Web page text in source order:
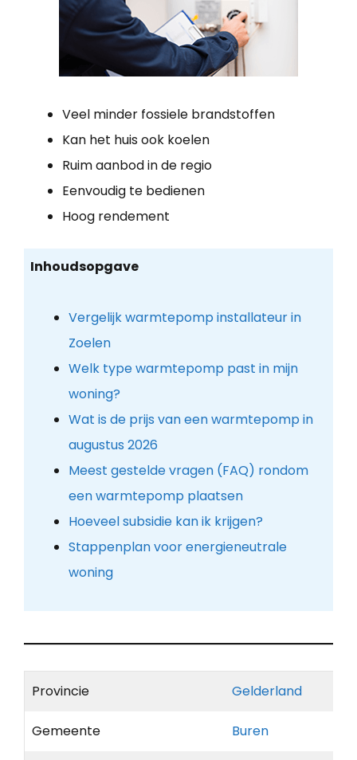
Veel minder fossiele brandstoffen
Kan het huis ook koelen
Ruim aanbod in de regio
Eenvoudig te bedienen
Hoog rendement
Inhoudsopgave
Vergelijk warmtepomp installateur in
Zoelen
Welk type warmtepomp past in mijn
woning?
Wat is de prijs van een warmtepomp in
augustus 2026
Meest gestelde vragen (FAQ) rondom
een warmtepomp plaatsen
Hoeveel subsidie kan ik krijgen?
Stappenplan voor energieneutrale
woning
Provincie Gelderland
Gemeente Buren